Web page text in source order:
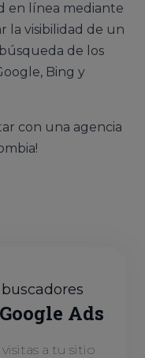
en línea mediante
la visibilidad de un
de los
Bing y
con una agencia
Ads
a tu sitio